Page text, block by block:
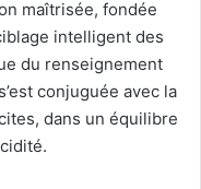
maîtrisée, fondée
intelligent des
du renseignement
conjuguée avec la
dans un équilibre